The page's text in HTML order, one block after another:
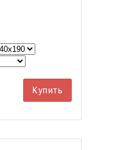
Купить